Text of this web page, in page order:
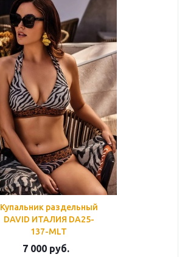
Купальник раздельный
DAVID ИТАЛИЯ DA25-
137-MLT
7 000руб.